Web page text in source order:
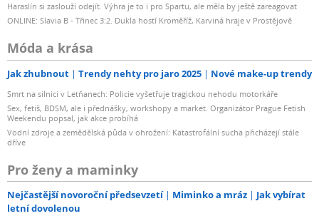
Haraslín si zaslouží odejít. Výhra je to i pro Spartu, ale měla by ještě zareagovat
ONLINE: Slavia B - Třinec 3:2. Dukla hostí Kroměříž, Karviná hraje v Prostějově
Móda a krása
Jak zhubnout Trendy nehty pro jaro 2025 Nové make-up trendy
Smrt na silnici v Letňanech: Policie vyšetřuje tragickou nehodu motorkáře
Sex, fetiš, BDSM, ale i přednášky, workshopy a market. Organizátor Prague Fetish
Weekendu popsal, jak akce probíhá
Vodní zdroje a zemědělská půda v ohrožení: Katastrofální sucha přicházejí stále
dříve
Pro ženy a maminky
Nejčastější novoroční předsevzetí Miminko a mráz
Jak vybírat
letní dovolenou